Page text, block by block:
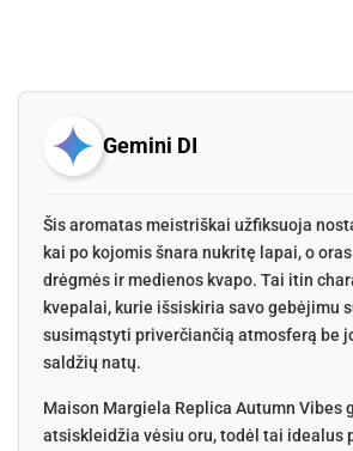
Gemini DI
Šis aromatas meistriškai užfiksuoja
kai po kojomis šnara nukritę lapai, o
drėgmės ir medienos kvapo. Tai itin
kvepalai, kurie išsiskiria savo gebėjimu
susimąstyti priverčiančią atmosferą be
saldžių natų.
Maison Margiela Replica Autumn Vibes
atsiskleidžia vėsiu oru, todėl tai idealus